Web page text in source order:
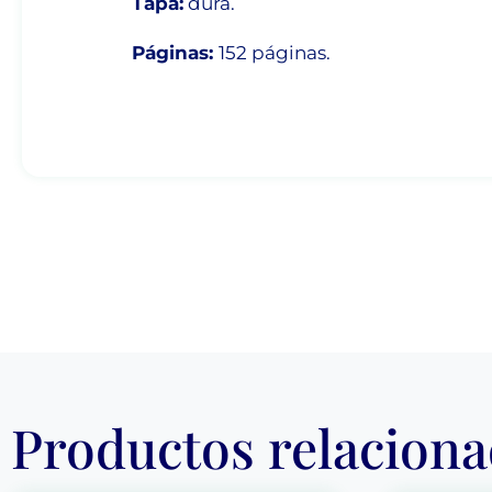
Páginas: 152 páginas.
Productos